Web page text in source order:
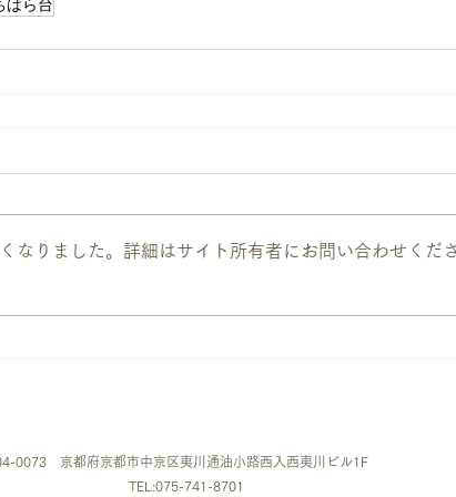
ら台
なりました。詳細はサイト所有者にお問い合わせくだ
0073 京都府京都市中京区夷川通油小路西入西夷川ビル1F
TEL:075-741-8701